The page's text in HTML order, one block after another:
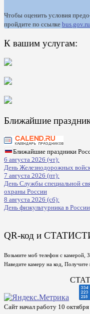
Чтобы оценить условия
пройдите по ссылке
К вашим услугам:
Ближайшие
Ближайшие праздники
6 августа 2026 (чт):
День Железнодорожных
7 августа 2026 (пт):
День Службы специальной
охраны России
8 августа 2026 (сб):
День физкультурника в России
QR-код и
Возьмите моб телефон с камерой,
Наведите камеру на код,
Сайт начал работу 10 октября